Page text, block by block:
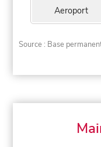
Aeroport
Source : Base